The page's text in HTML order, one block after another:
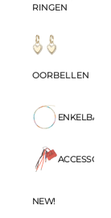
RINGEN
OORBELLEN
ACCESSORIES
NEW!